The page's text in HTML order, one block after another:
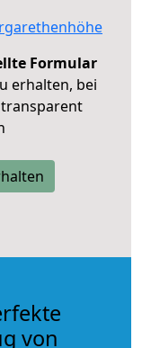
Formular
erhalten, bei
von